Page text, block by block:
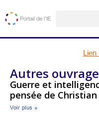
Autres
Guerre et
pensée de
Voir plus »